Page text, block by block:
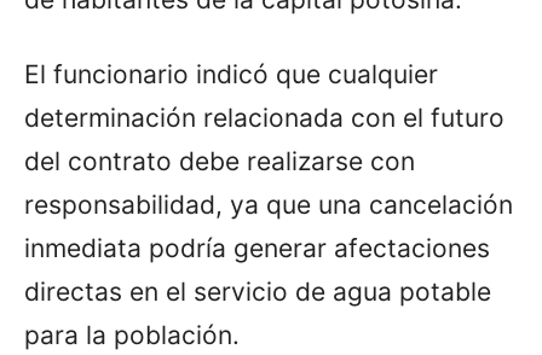
El funcionario indicó que cualquier
determinación relacionada con el futuro
del contrato debe realizarse con
responsabilidad, ya que una cancelación
inmediata podría generar afectaciones
directas en el servicio de agua potable
para la población.